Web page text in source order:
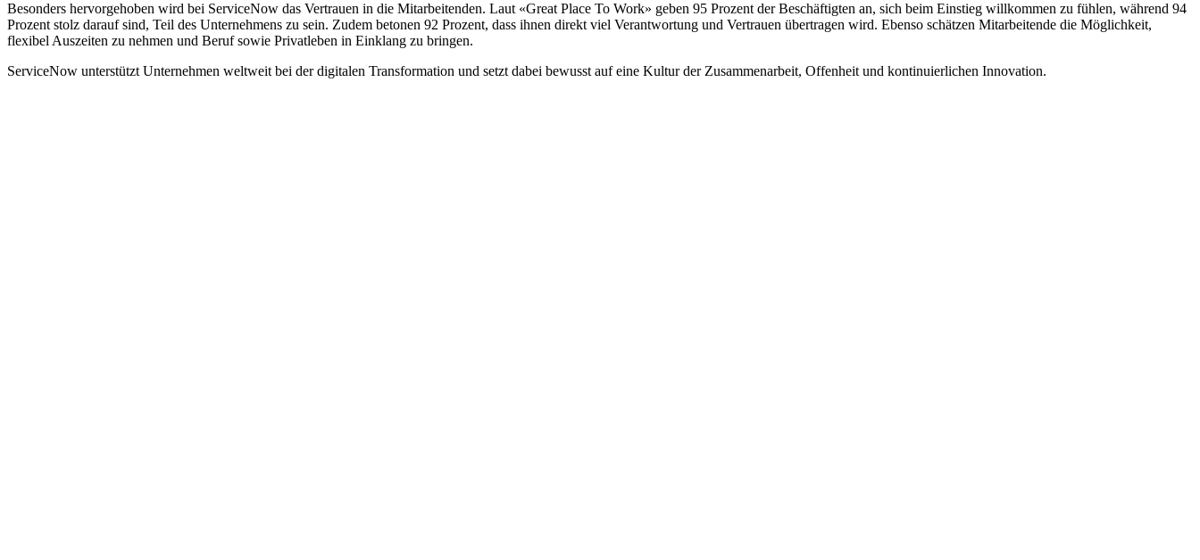
Besonders hervorgehoben wird bei ServiceNow das Vertrauen in die Mitarbeitenden. Laut «Great Place To Work» geben 95 Prozent der Beschäftigten an, sich beim Einstieg willkommen zu fühlen, während 94
Prozent stolz darauf sind, Teil des Unternehmens zu sein. Zudem betonen 92 Prozent, dass ihnen direkt viel Verantwortung und Vertrauen übertragen wird. Ebenso schätzen Mitarbeitende die Möglichkeit,
flexibel Auszeiten zu nehmen und Beruf sowie Privatleben in Einklang zu bringen.
ServiceNow unterstützt Unternehmen weltweit bei der digitalen Transformation und setzt dabei bewusst auf eine Kultur der Zusammenarbeit, Offenheit und kontinuierlichen Innovation.